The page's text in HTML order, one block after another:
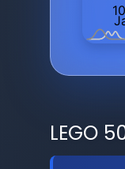
LEGO